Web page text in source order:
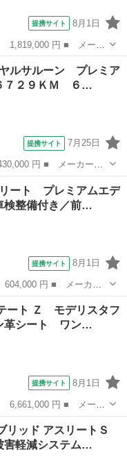
提携サイト 8月1日
リッド ■ グレード
機関保証１年付き／ロ
ヤルサルーン プレミア
７２９ＫＭ ６…
提携サイト 7月25日
ード名： ロイヤルサ
９ＫＭ ６６７２９Ｋ
リート プレミアムエデ
整備付き／前…
提携サイト 8月1日
ード名： アスリー
備付き／前後クリアラ
ート Ｚ モデリスタフ
革シート ワン…
提携サイト 8月1日
ート ■ グレード
革シート ワンオーナ
リッド アスリートＳ
軽減システム…